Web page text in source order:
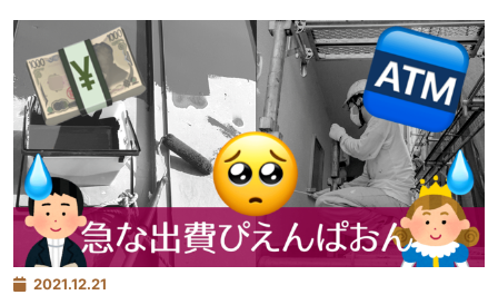
2021.12.21